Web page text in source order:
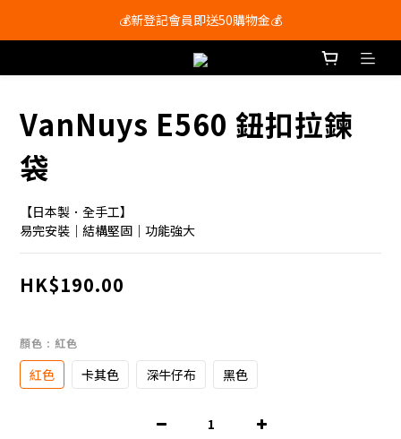
會員尊享購物滿$250即享免運費🚚
💰新登記會員即送50購物金💰
會員尊享購物滿$250即享免運費🚚
VanNuys E560 鈕扣拉鍊
袋
【日本製．全手工】
易完安裝｜結構堅固｜功能強大
HK$190.00
顏色 : 紅色
紅色 卡其色 深牛仔布 黑色